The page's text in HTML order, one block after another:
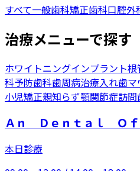
すべて一般歯科矯正歯科口腔外
治療メニューで探す
ホワイトニングインプラント根
科予防歯科歯周病治療入れ歯マ
小児矯正親知らず顎関節症訪問
Ａｎ Ｄｅｎｔａｌ Ｏｆ
本日診療